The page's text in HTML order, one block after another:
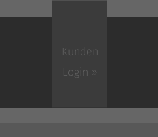
Kunden
Login »